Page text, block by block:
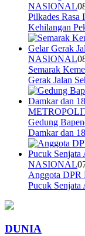
NASIONAL
Pilkades Rasa
Kehilangan
NASIONAL
Semarak
Gerak Jalan
Gedung
Damkar dan
NASIONAL
Anggota DPR
Pucuk Senjata
DUNIA